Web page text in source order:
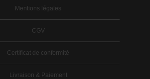
Mentions légales
CGV
Certificat de conformité
Livraison & Paiement